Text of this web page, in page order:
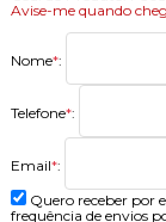
Avise-me quando
Nome*:
Telefone*:
Email*:
Quero receber por
frequência de envios